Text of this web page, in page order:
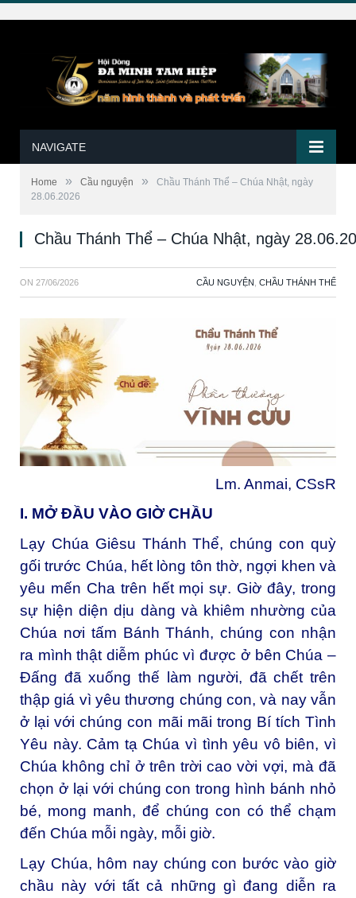
NAVIGATE
Home » Cầu nguyện »
Chầu Thánh Thể – Chúa Nhật, ngày
28.06.2026
Chầu Thánh Thể – Chúa Nhật, ngày
ON 27/06/2026 CẦU NGUYỆN CHẦU THÁNH THỂ
Lm. Anmai, CSsR
I. MỞ ĐẦU VÀO GIỜ CHẦU
Lạy Chúa Giêsu Thánh Thể, chúng con quỳ
gối trước Chúa, hết lòng tôn thờ, ngợi khen và
yêu mến Cha trên hết mọi sự. Giờ đây, trong
sự hiện diện dịu dàng và khiêm nhường của
Chúa nơi tấm Bánh Thánh, chúng con nhận
ra mình thật diễm phúc vì được ở bên Chúa –
Đấng đã xuống thế làm người, đã chết trên
thập giá vì yêu thương chúng con, và nay vẫn
ở lại với chúng con mãi mãi trong Bí tích Tình
Yêu này. Cảm tạ Chúa vì tình yêu vô biên, vì
Chúa không chỉ ở trên trời cao vời vợi, mà đã
chọn ở lại với chúng con trong hình bánh nhỏ
bé, mong manh, để chúng con có thể chạm
đến Chúa mỗi ngày, mỗi giờ.
Lạy Chúa, hôm nay chúng con bước vào giờ
chầu này với tất cả những gì đang diễn ra